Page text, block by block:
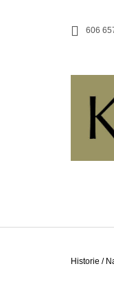
606
Domů
Historie /
ZPĚT
ZPĚT